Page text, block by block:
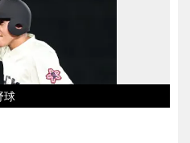
球